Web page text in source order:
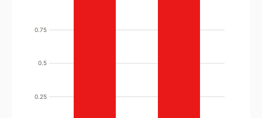
0.25
0.5
0.75